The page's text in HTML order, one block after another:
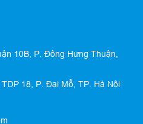
10B, P. Đông Hưng Thuận,
18, P. Đại Mỗ, TP. Hà Nội